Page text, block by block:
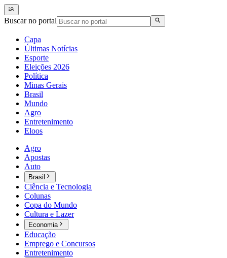
Buscar no portal
Capa
Últimas Notícias
Esporte
Eleições 2026
Política
Minas Gerais
Brasil
Mundo
Agro
Entretenimento
Eloos
Agro
Apostas
Auto
Brasil
Ciência e Tecnologia
Colunas
Copa do Mundo
Cultura e Lazer
Economia
Educação
Emprego e Concursos
Entretenimento